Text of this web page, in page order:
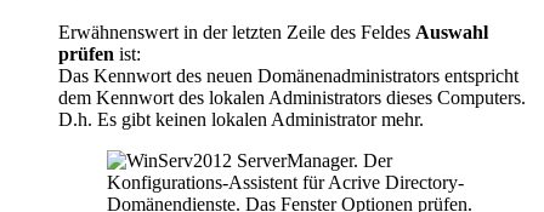
Erwähnenswert in der letzten Zeile des Feldes Auswahl
prüfen ist:
Das Kennwort des neuen Domänenadministrators entspricht
dem Kennwort des lokalen Administrators dieses Computers.
D.h. Es gibt keinen lokalen Administrator mehr.